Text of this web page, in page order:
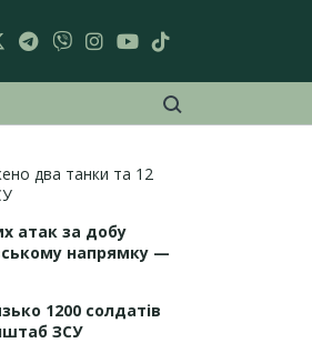
два танки та 12
атак за добу
напрямку —
1200 солдатів
ЗСУ